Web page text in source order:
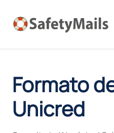
Formato
Unicred